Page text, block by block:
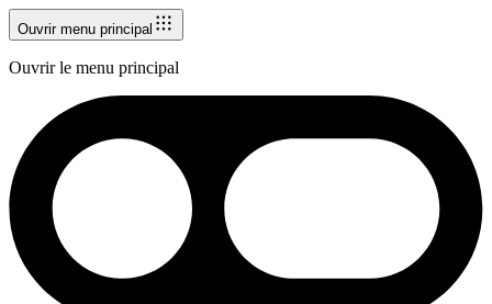
Ouvrir menu principal
Ouvrir le menu principal